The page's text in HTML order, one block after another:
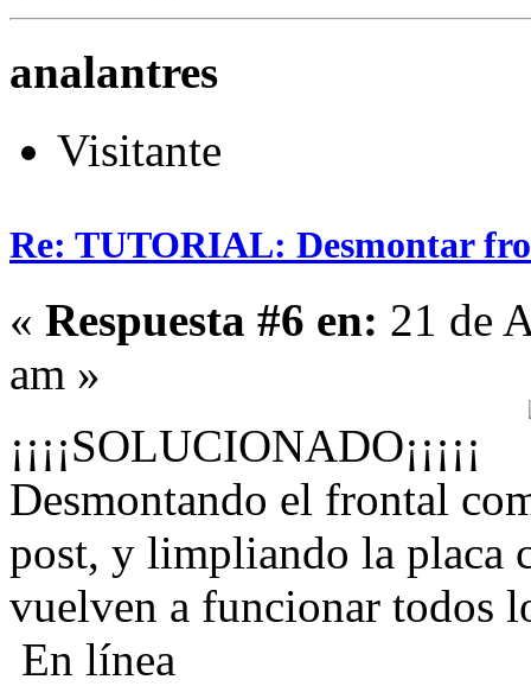
analantres
Visitante
Re: TUTORIAL: Desmontar
« Respuesta #6 en: 21 de
am »
¡¡¡¡SOLUCIONADO¡¡¡¡¡
Desmontando el frontal
post, y limpliando la placa
vuelven a funcionar todos
En línea